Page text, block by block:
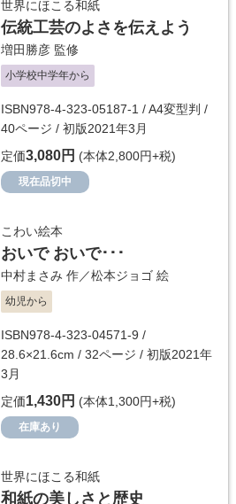
世界にほこる和紙
伝統工芸のよさを伝えよう
増田勝彦 監修
小学校中学年から
ISBN978-4-323-05187-1 / A4変型判 /
40ページ / 初版2021年3月
定価3,080円 (本体2,800円+税)
現在品切中
こわい絵本
おいで おいで･･･
中村まさみ 作／松本ジョゴ 絵
幼児から
ISBN978-4-323-04571-9 /
28.6×21.6cm / 32ページ / 初版2021年
3月
定価1,430円 (本体1,300円+税)
在庫あり
世界にほこる和紙
和紙の美しさと歴史